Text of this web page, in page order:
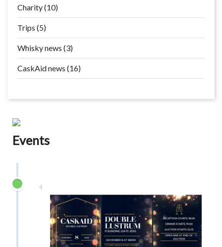
Charity (10)
Trips (5)
Whisky news (3)
CaskAid news (16)
Events